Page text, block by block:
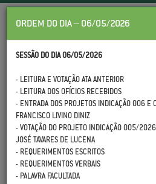
ORDEM DO DIA – 06/05/2026
SESSÃO DO DIA 06/05/2026
- LEITURA E VOTAÇÃO ATA ANTERIOR
- LEITURA DOS OFÍCIOS RECEBIDOS
- ENTRADA DOS PROJETOS INDICAÇÃO 006 E
FRANCISCO LIVINO DINIZ
- VOTAÇÃO DO PROJETO INDICAÇÃO 005/
JOSÉ TAVARES DE LUCENA
- REQUERIMENTOS ESCRITOS
- REQUERIMENTOS VERBAIS
- PALAVRA FACULTADA